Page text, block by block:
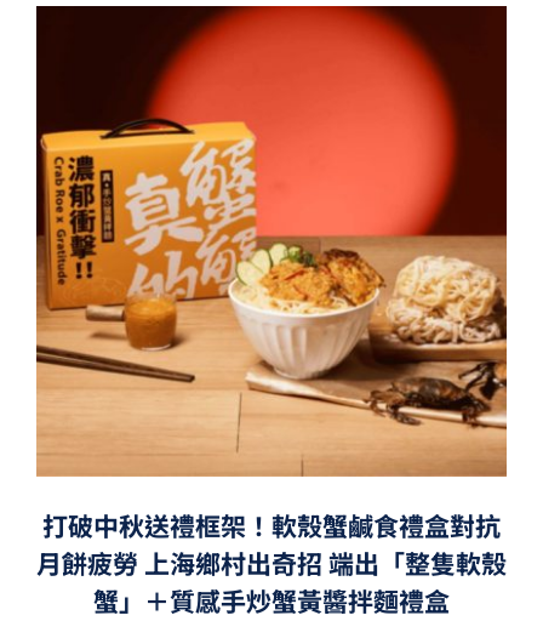
打破中秋送禮框架！軟殼蟹鹹食禮盒對抗
月餅疲勞 上海鄉村出奇招 端出「整隻軟殼
蟹」＋質感手炒蟹黃醬拌麵禮盒